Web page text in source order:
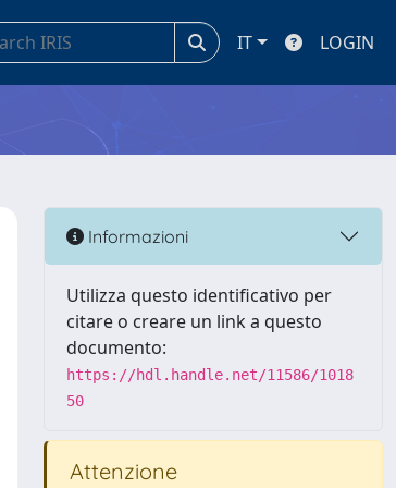
IT LOGIN
Informazioni
Utilizza questo identificativo per
citare o creare un link a questo
documento:
https://hdl.handle.net/11586/1018
50
Attenzione